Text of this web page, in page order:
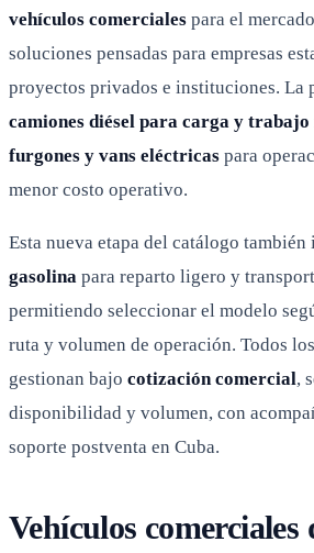
vehículos comerciales para el
soluciones pensadas para empresas
proyectos privados e instituciones. La
camiones diésel para carga y trabajo
furgones y vans eléctricas para
menor costo operativo.
Esta nueva etapa del catálogo
gasolina para reparto ligero y
permitiendo seleccionar el modelo
ruta y volumen de operación. Todos
gestionan bajo cotización comercial,
disponibilidad y volumen, con
soporte postventa en Cuba.
Vehículos comerciales